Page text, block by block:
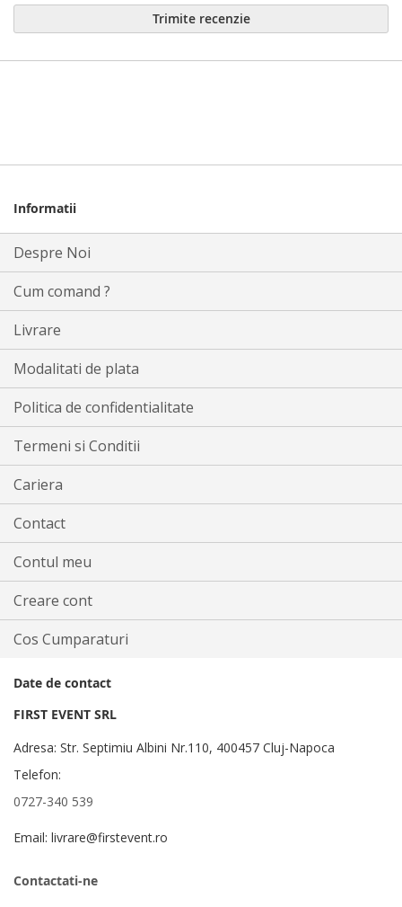
Trimite recenzie
Informatii
Despre Noi
Cum comand ?
Livrare
Modalitati de plata
Politica de confidentialitate
Termeni si Conditii
Cariera
Contact
Contul meu
Creare cont
Cos Cumparaturi
Date de contact
FIRST EVENT SRL
Adresa: Str. Septimiu Albini Nr.110, 400457 Cluj-Napoca
Telefon:
0727-340 539
Email: livrare@firstevent.ro
Contactati-ne